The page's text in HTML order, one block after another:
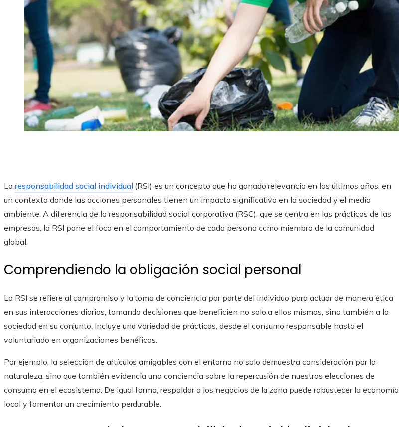
La responsabilidad social individual (RSI) es un concepto que ha ganado relevancia en los últimos años, en
un contexto donde las acciones personales tienen un impacto significativo en la sociedad y el medio
ambiente. A diferencia de la responsabilidad social corporativa (RSC), que se centra en las prácticas de las
empresas, la RSI pone el foco en el comportamiento de cada persona como miembro de la comunidad
global.
Comprendiendo la obligación social personal
La RSI se refiere al compromiso y la toma de conciencia por parte del individuo para actuar de manera ética
en sus interacciones diarias, tomando decisiones que beneficien no solo a ellos mismos, sino también a la
sociedad en su conjunto. Incluye una variedad de prácticas, desde el consumo responsable hasta el
voluntariado en organizaciones benéficas.
Por ejemplo, la selección de artículos amigables con el entorno no solo demuestra consideración por la
naturaleza, sino que también evidencia una conciencia sobre la repercusión de nuestras elecciones de
consumo en el ecosistema. De igual forma, respaldar a los negocios de la zona puede robustecer la economía
local y fomentar un crecimiento perdurable.